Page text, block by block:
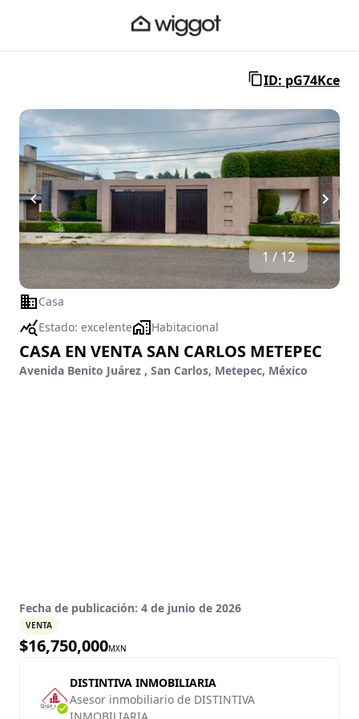
ID: pG74Kce
1 / 12
Casa
Estado: excelente Habitacional
CASA EN VENTA SAN CARLOS METEPEC
Avenida Benito Juárez , San Carlos, Metepec, México
Fecha de publicación: 4 de junio de 2026
VENTA
$16,750,000MXN
DISTINTIVA INMOBILIARIA
Asesor inmobiliario de DISTINTIVA